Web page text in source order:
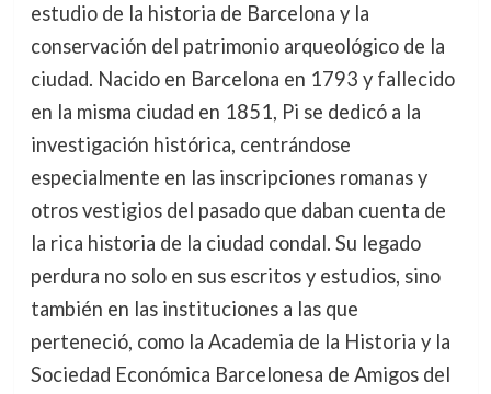
estudio de la historia de Barcelona y la
conservación del patrimonio arqueológico de la
ciudad. Nacido en Barcelona en 1793 y fallecido
en la misma ciudad en 1851, Pi se dedicó a la
investigación histórica, centrándose
especialmente en las inscripciones romanas y
otros vestigios del pasado que daban cuenta de
la rica historia de la ciudad condal. Su legado
perdura no solo en sus escritos y estudios, sino
también en las instituciones a las que
perteneció, como la Academia de la Historia y la
Sociedad Económica Barcelonesa de Amigos del